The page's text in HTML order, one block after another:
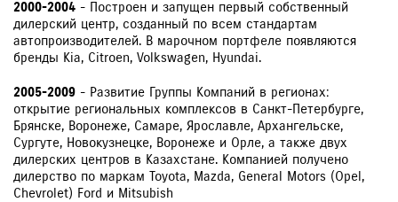
2000-2004 - Построен и запущен первый собственный
дилерский центр, созданный по всем стандартам
автопроизводителей. В марочном портфеле появляются
бренды Kia, Citroen, Volkswagen, Hyundai.
2005-2009 - Развитие Группы Компаний в регионах:
открытие региональных комплексов в Санкт-Петербурге,
Брянске, Воронеже, Самаре, Ярославле, Архангельске,
Сургуте, Новокузнецке, Воронеже и Орле, а также двух
дилерских центров в Казахстане. Компанией получено
дилерство по маркам Toyota, Mazda, General Motors (Opel,
Chevrolet) Ford и Mitsubish